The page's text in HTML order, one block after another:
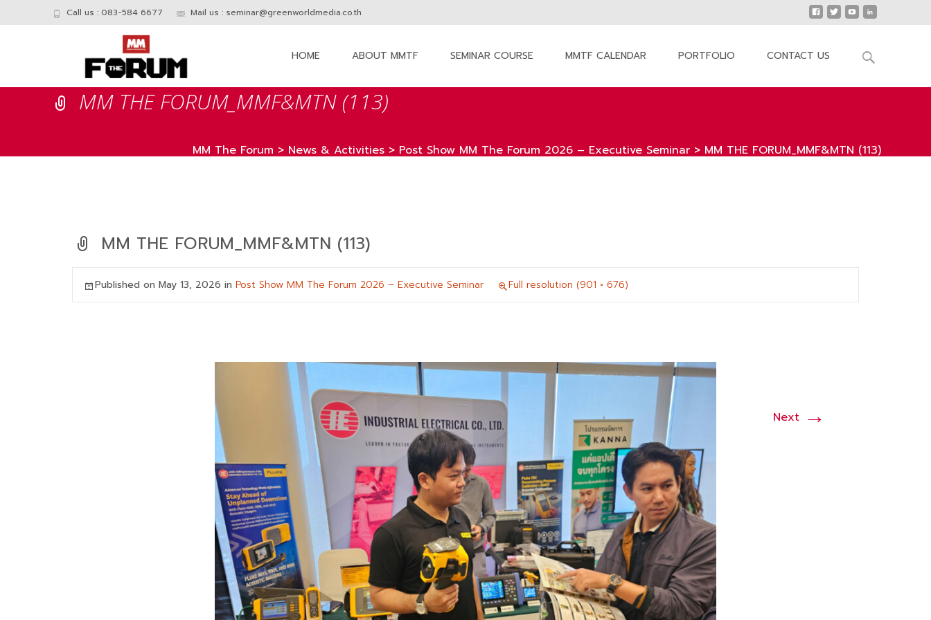
Call us : 083-584 6677 Mail us : seminar@greenworldmedia.co.th
HOME ABOUT MMTF SEMINAR COURSE MMTF CALENDAR PORTFOLIO CONTACT US
Search
MM THE FORUM_MMF&MTN (113)
MM The Forum > News & Activities > Post Show MM The Forum 2026 – Executive Seminar > MM THE FORUM_MMF&MTN (113)
MM THE FORUM_MMF&MTN (113)
Published on May 13, 2026 in Post Show MM The Forum 2026 – Executive Seminar Full resolution (901 × 676)
Next →